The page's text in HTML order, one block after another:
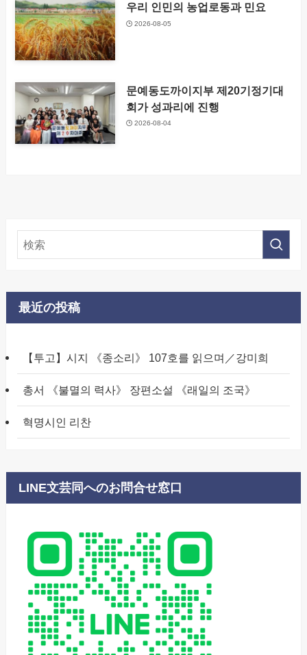
우리 인민의 농업로동과 민요
2026-08-05
문예동도까이지부 제20기정기대
회가 성과리에 진행
2026-08-04
最近の投稿
【투고】시지 《종소리》 107호를 읽으며／강미희
총서 《불멸의 력사》 장편소설 《래일의 조국》
혁명시인 리찬
LINE文芸同へのお問合せ窓口